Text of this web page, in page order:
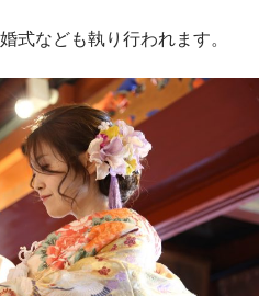
式なども執り行われます。